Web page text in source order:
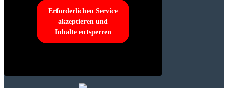
Erforderlichen Service
akzeptieren und
Inhalte entsperren